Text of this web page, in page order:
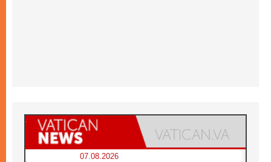
07.08.2026